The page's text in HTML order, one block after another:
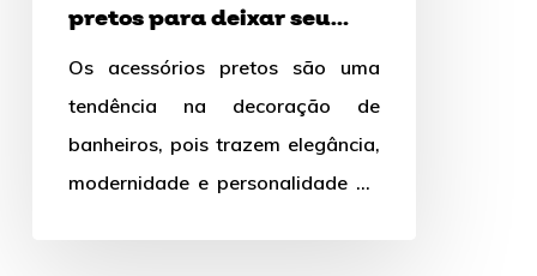
banheiro
mais
sofisticado?
pretos para deixar seu
Os acessórios pretos são uma
tendência na decoração de
banheiros, pois trazem elegância,
modernidade e personalidade ao